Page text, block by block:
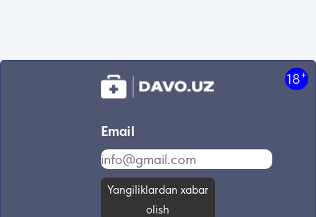
18+
Email
Yangiliklardan xabar
olish